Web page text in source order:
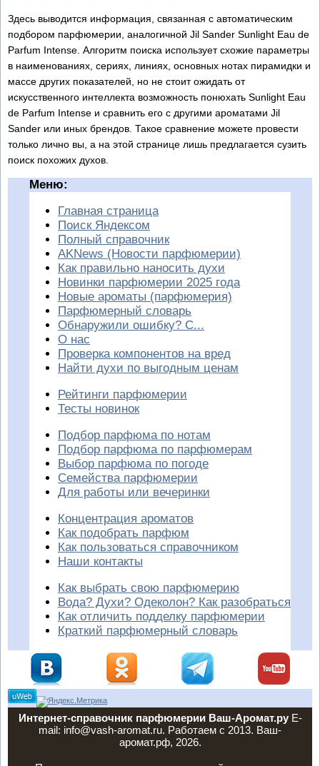
Здесь выводится информация, связанная с автоматическим
подбором парфюмерии, аналогичной Jil Sander Sunlight Eau de
Parfum Intense. Алгоритм поиска использует схожие параметры
в наименованиях, сериях, линиях, основных нотах пирамидки и
массе других показателей, но не стоит ожидать от
искусственного интеллекта возможность понюхать Sunlight Eau
de Parfum Intense и сравнить его с другими ароматами Jil
Sander или иных брендов. Такое сравнение можете провести
только лично вы, а на этой странице лишь предлагается сузить
поиск похожих духов.
Меню:
Главная страница
Поиск Яндексом
Полный справочник
AKNews (Новости парфюмерии)
Как правильно наносить духи
Новинки парфюмерии 2025 года
Новые ароматы (парфюмерия)
Парфюмерный словарь
Обнаружили ошибку? С...
О нас
Проверка компонентов на вред
Найти духи по выгодным ценам
Рейтинги парфюмерии
Тесты новинок
Подбор парфюма по нотам
Подбор парфюма по парфюмерам
Выбор парфюма по погоде
Семейства парфюмерии
Для работы или вечеринки
Концентрация ароматов
Как подобрать парфюм
Как пользоваться справочником
Наши контакты
Как выбрать свою парфюмерию
Вода? Духи? Одеколон? Как разобраться
Как отличить подделку парфюмерии
Краткий парфюмерный словарь
Интернет-справочник парфюмерии Ваш-Аромат.руE-
mail: info@vash-aromat.ru. Работаем с 2013. Ваш-
аромат.рф, 2026.